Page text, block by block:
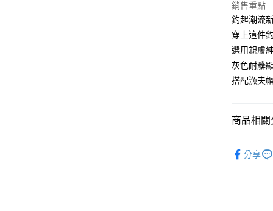
AFTEE先
相關說明
【關於「
AFTEE先
便利好安
１．簡單
２．便利
【「
１．於結
２．訂單
３．收到
ATM付款
運送方式
每筆
7-11付款
銷售重點
釣起潮流
穿上這件
選用親膚
灰色耐髒
搭配漁夫
商品相關
分享